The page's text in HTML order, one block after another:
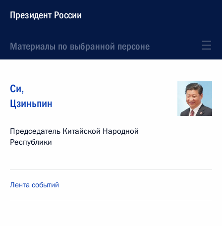
Президент России
Материалы по выбранной персоне
Си,
Цзиньпин
Председатель Китайской Народной
Республики
Лента событий